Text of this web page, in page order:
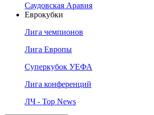
Саудовская Аравия
Еврокубки
Лига чемпионов
Лига Европы
Суперкубок УЕФА
Лига конференций
ЛЧ - Top News